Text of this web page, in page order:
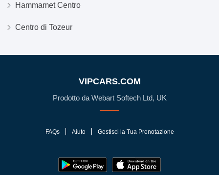
Hammamet Centro
Centro di Tozeur
VIPCARS.COM
Prodotto da Webart Softech Ltd, UK
FAQs Aiuto Gestisci la Tua Prenotazione